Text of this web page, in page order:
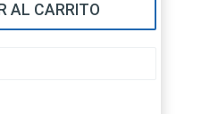
AL CARRITO